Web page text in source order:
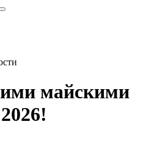
майскими